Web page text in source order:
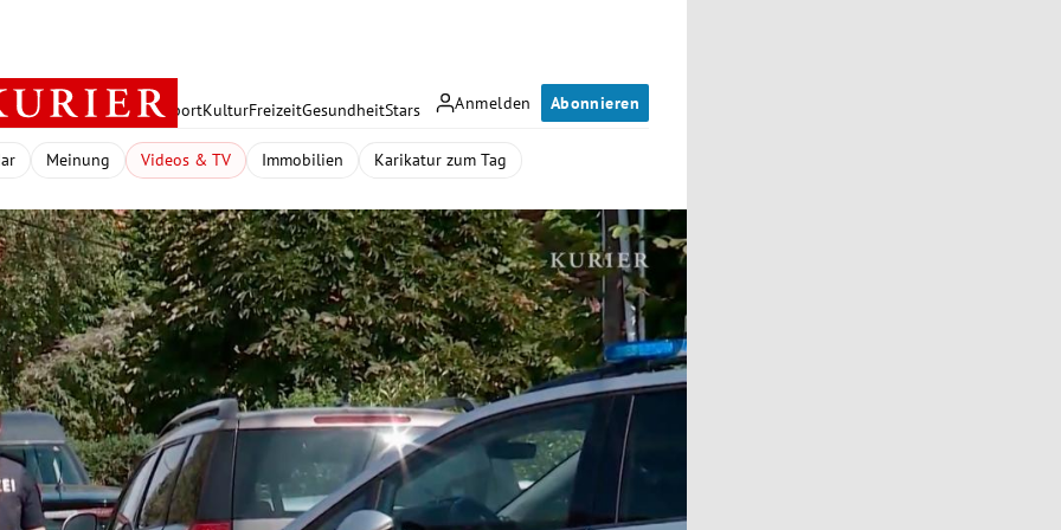
Anmelden Abonnieren
PolitikWirtschaft SportKulturFreizeitGesundheitStars
Meinung Videos & TV Immobilien Karikatur zum Tag